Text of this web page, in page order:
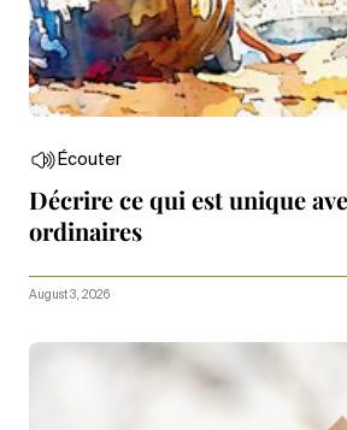
Écouter
Décrire ce qui est unique
ordinaires
August 3, 2026